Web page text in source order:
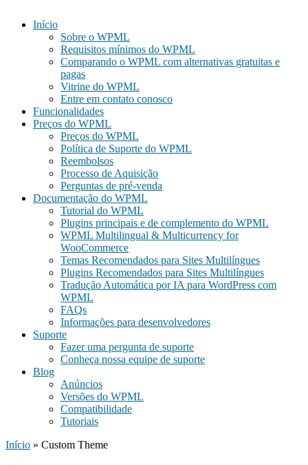
Início
Sobre o WPML
Requisitos mínimos do WPML
Comparando o WPML com alternativas gratuitas e
pagas
Vitrine do WPML
Entre em contato conosco
Funcionalidades
Preços do WPML
Preços do WPML
Política de Suporte do WPML
Reembolsos
Processo de Aquisição
Perguntas de pré-venda
Documentação do WPML
Tutorial do WPML
Plugins principais e de complemento do WPML
WPML Multilingual & Multicurrency for
WooCommerce
Temas Recomendados para Sites Multilíngues
Plugins Recomendados para Sites Multilíngues
Tradução Automática por IA para WordPress com
WPML
FAQs
Informações para desenvolvedores
Suporte
Fazer uma pergunta de suporte
Conheça nossa equipe de suporte
Blog
Anúncios
Versões do WPML
Compatibilidade
Tutoriais
Início » Custom Theme